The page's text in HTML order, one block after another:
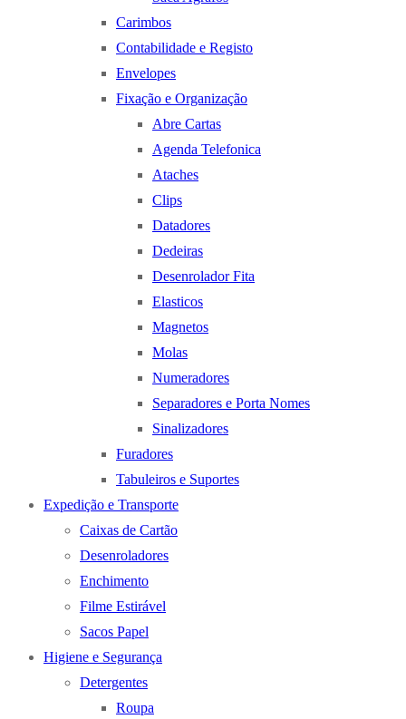
Carimbos
Contabilidade e Registo
Envelopes
Fixação e Organização
Abre Cartas
Agenda Telefonica
Ataches
Clips
Datadores
Dedeiras
Desenrolador Fita
Elasticos
Magnetos
Molas
Numeradores
Separadores e Porta Nomes
Sinalizadores
Furadores
Tabuleiros e Suportes
Expedição e Transporte
Caixas de Cartão
Desenroladores
Enchimento
Filme Estirável
Sacos Papel
Higiene e Segurança
Detergentes
Roupa